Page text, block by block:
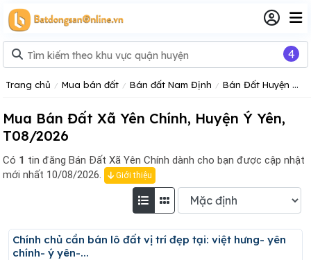
Trang chủ Mua bán đất Bán đất Nam Định Bán Đất Huyện Ý Yên
Mua Bán Đất Xã Yên Chính, Huyện Ý Yên,
T08/2026
Có 1 tin đăng Bán Đất Xã Yên Chính dành cho bạn được cập nhật
mới nhất 10/08/2026.
Giới thiệu
Chính chủ cần bán lô đất vị trí đẹp tại: việt hưng- yên
chính- ý yên-...
4